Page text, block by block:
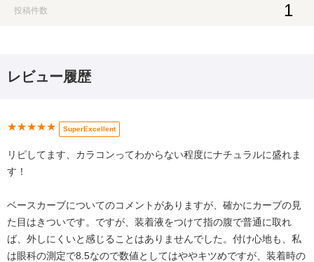
投稿件数 1
レビュー履歴
★★★★★ SuperExcellent
リピしてます、カラコンってわからない程度にナチュラルに盛れま
す！
ベースカーブについてのコメントがありますが、確かにカーブの見
た目はきついです。ですが、装着液をつけて指の腹で普通に取れ
ば、外しにくいと感じることはありませんでした。付け心地も、私
は眼科の測定で8.5なので数値としてはややキツめですが、装着時の